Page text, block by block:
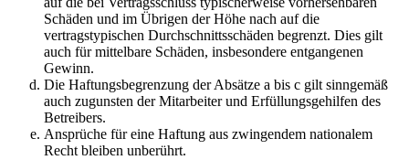
Schäden und im Übrigen der Höhe nach auf die
vertragstypischen Durchschnittsschäden begrenzt. Dies gilt
auch für mittelbare Schäden, insbesondere entgangenen
Gewinn.
Die Haftungsbegrenzung der Absätze a bis c gilt sinngemäß
auch zugunsten der Mitarbeiter und Erfüllungsgehilfen des
Betreibers.
Ansprüche für eine Haftung aus zwingendem nationalem
Recht bleiben unberührt.